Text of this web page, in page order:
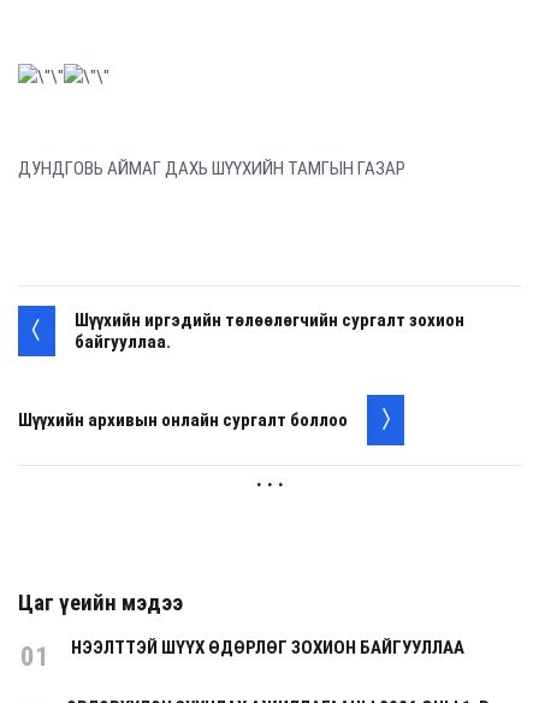
ДУНДГОВЬ АЙМАГ ДАХЬ ШҮҮХИЙН ТАМГЫН ГАЗАР
Шүүхийн иргэдийн төлөөлөгчийн сургалт зохион
байгууллаа.
Шүүхийн архивын онлайн сургалт боллоо
. . .
Цаг үеийн мэдээ
01 НЭЭЛТТЭЙ ШҮҮХ ӨДӨРЛӨГ ЗОХИОН БАЙГУУЛЛАА